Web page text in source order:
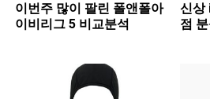
이번주 많이 팔린 ​폴앤폴아
이비리그 5 비교분석
신상
점 분